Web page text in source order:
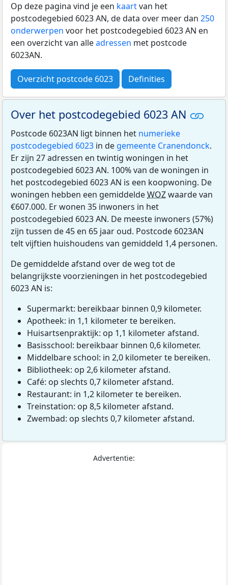
Op deze pagina vind je een kaartvan het
postcodegebied 6023 AN, de data over meer dan 250
onderwerpen voor het postcodegebied 6023 AN en
een overzicht van alleadressen met postcode
6023AN.
Overzicht postcode 6023 Definities
Over het postcodegebied 6023 AN
Postcode 6023AN ligt binnen het numerieke
postcodegebied 6023 in de gemeente Cranendonck.
Er zijn 27 adressen en twintig woningen in het
postcodegebied 6023 AN. 100% van de woningen in
het postcodegebied 6023 AN is een koopwoning. De
woningen hebben een gemiddeldeWOZwaarde van
€607.000. Er wonen 35 inwoners in het
postcodegebied 6023 AN. De meeste inwoners (57%)
zijn tussen de 45 en 65 jaar oud. Postcode 6023AN
telt vijftien huishoudens van gemiddeld 1,4 personen.
De gemiddelde afstand over de weg tot de
belangrijkste voorzieningen in het postcodegebied
6023 AN is:
Supermarkt: bereikbaar binnen 0,9 kilometer.
Apotheek: in 1,1 kilometer te bereiken.
Huisartsenpraktijk: op 1,1 kilometer afstand.
Basisschool: bereikbaar binnen 0,6 kilometer.
Middelbare school: in 2,0 kilometer te bereiken.
Bibliotheek: op 2,6 kilometer afstand.
Café: op slechts 0,7 kilometer afstand.
Restaurant: in 1,2 kilometer te bereiken.
Treinstation: op 8,5 kilometer afstand.
Zwembad: op slechts 0,7 kilometer afstand.
Advertentie: